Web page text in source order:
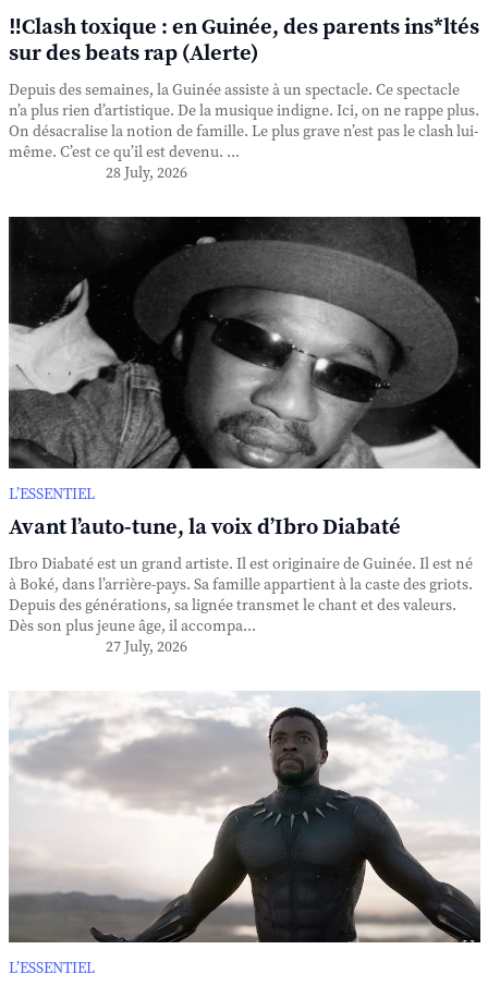
‼️Clash toxique : en Guinée, des parents ins*ltés
sur des beats rap (Alerte)
Depuis des semaines, la Guinée assiste à un spectacle. Ce spectacle
n’a plus rien d’artistique. De la musique indigne. Ici, on ne rappe plus.
On désacralise la notion de famille. Le plus grave n’est pas le clash lui-
même. C’est ce qu’il est devenu. ...
28 July, 2026
L’ESSENTIEL
Avant l’auto-tune, la voix d’Ibro Diabaté
Ibro Diabaté est un grand artiste. Il est originaire de Guinée. Il est né
à Boké, dans l’arrière-pays. Sa famille appartient à la caste des griots.
Depuis des générations, sa lignée transmet le chant et des valeurs.
Dès son plus jeune âge, il accompa...
27 July, 2026
L’ESSENTIEL